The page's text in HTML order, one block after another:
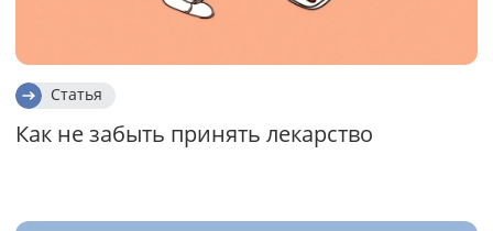
Статья
Как не забыть принять лекарство